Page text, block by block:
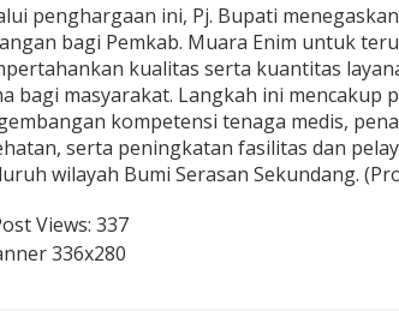
s
R
I
penghargaan ini, Pj. Bupati
bagi Pemkab. Muara Enim untuk
kualitas serta kuantitas
bagi masyarakat. Langkah ini mencakup
kompetensi tenaga medis,
serta peningkatan fasilitas dan
wilayah Bumi Serasan Sekundang.
Views: 337